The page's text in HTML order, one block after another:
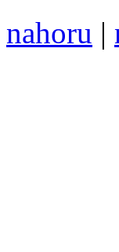
nahoru |